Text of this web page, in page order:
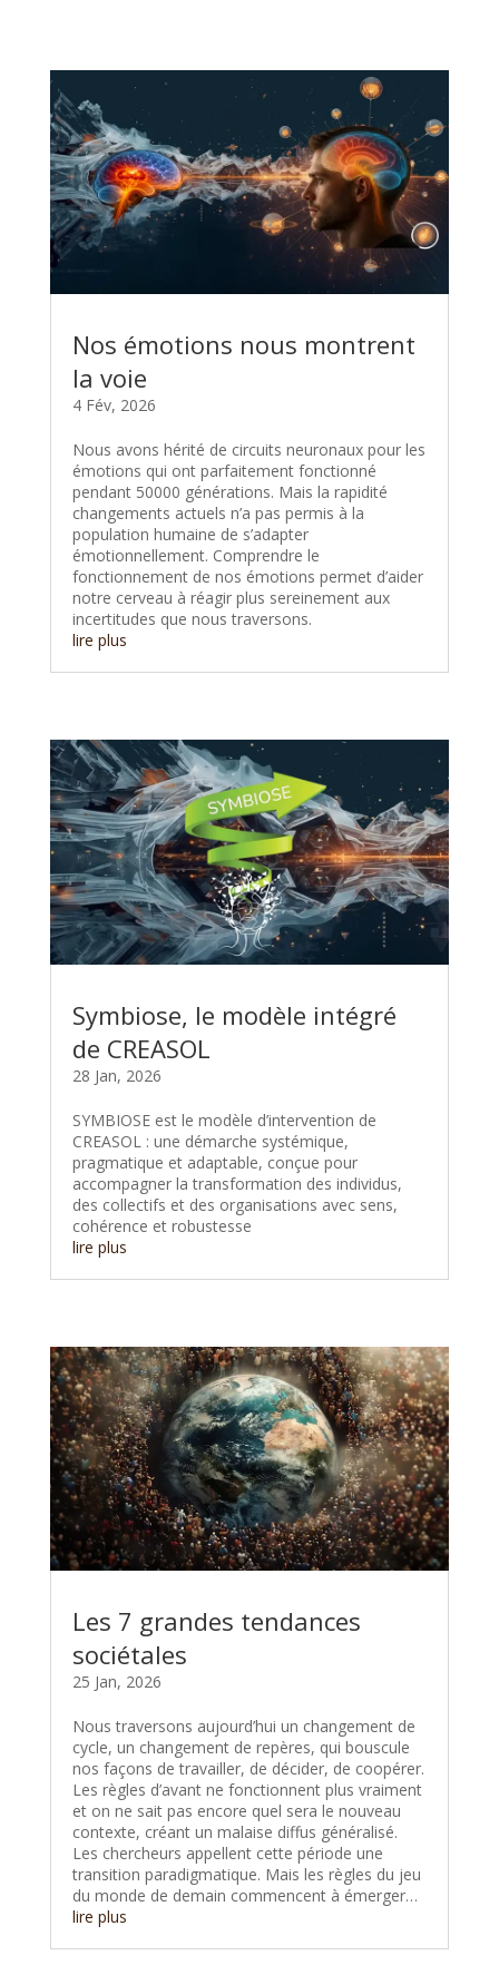
Nos émotions nous montrent
la voie
4 Fév, 2026
Nous avons hérité de circuits neuronaux pour les
émotions qui ont parfaitement fonctionné
pendant 50000 générations. Mais la rapidité
changements actuels n’a pas permis à la
population humaine de s’adapter
émotionnellement. Comprendre le
fonctionnement de nos émotions permet d’aider
notre cerveau à réagir plus sereinement aux
incertitudes que nous traversons.
lire plus
Symbiose, le modèle intégré
de CREASOL
28 Jan, 2026
SYMBIOSE est le modèle d’intervention de
CREASOL : une démarche systémique,
pragmatique et adaptable, conçue pour
accompagner la transformation des individus,
des collectifs et des organisations avec sens,
cohérence et robustesse
lire plus
Les 7 grandes tendances
sociétales
25 Jan, 2026
Nous traversons aujourd’hui un changement de
cycle, un changement de repères, qui bouscule
nos façons de travailler, de décider, de coopérer.
Les règles d’avant ne fonctionnent plus vraiment
et on ne sait pas encore quel sera le nouveau
contexte, créant un malaise diffus généralisé.
Les chercheurs appellent cette période une
transition paradigmatique. Mais les règles du jeu
du monde de demain commencent à émerger…
lire plus